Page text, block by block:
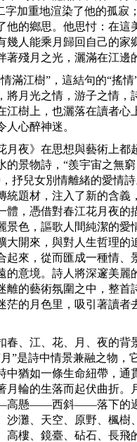
字加重地渲染了他的孤寂
他的鄉思。他思忖：在這
幾人能乘月歸回自己的家
著殘月之光，灑滿在江
江樹”，這結句的“搖
將月光之情，游子之情，
江樹上，也灑落在讀者心
人心醉神迷。
夜》在思想與藝術上都
的景物詩，“羨宇宙之無
抒兒女別情離緒的愛情
統題材，注入了新的含義
體，憑借對春江花月夜的
景色，謳歌人間純潔的愛
大開來，與對人生哲理的
起來，從而匯成一種情、
的意境。詩人將深邃美麗
離的藝術氛圍之中，整首
茫的月色里，吸引著讀者
、江、花、月、夜的背
”是詩中情景兼融之物，
中猶如一條生命紐帶，通
月輪的生落而起伏曲折。
高懸——西斜——落下的過
沙灘、天空、原野、楓樹
高樓、鏡臺、砧石、長飛